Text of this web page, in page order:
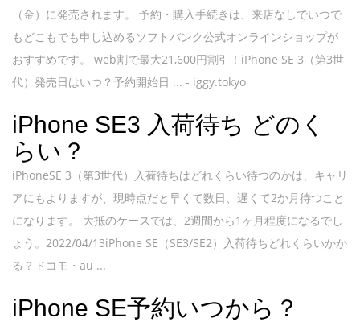
（金）に発売されます。 予約・購入手続きは、来店なしでいつで
もどこもでも申し込めるソフトバンク公式オンラインショップが
おすすめです。 web割で最大21,600円割引！iPhone SE 3（第3世
代）発売日はいつ？予約開始日 ... - iggy.tokyo
iPhone SE3 入荷待ち どのく
らい？
iPhoneSE 3（第3世代）入荷待ちはどれくらい待つのかは、キャリ
アにもよりますが、現時点だと早くて数日、遅くて2か月待つこと
になります。 大抵のケースでは、2週間から1ヶ月程度になるでし
ょう。2022/04/13iPhone SE（SE3/SE2）入荷待ちどれくらいかか
る？ドコモ・au ...
iPhone SE予約いつから？